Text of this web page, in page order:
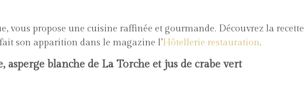
vous propose une cuisine raffinée et gourmande. Découvrez la recette
son apparition dans le magazine l’Hôtellerie restauration.
blanche de La Torche et jus de crabe vert